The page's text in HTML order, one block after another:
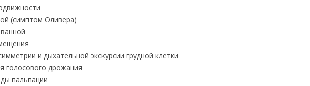
(симптом Оливера)
и дыхательной экскурсии грудной клетки
голосового дрожания
пальпации